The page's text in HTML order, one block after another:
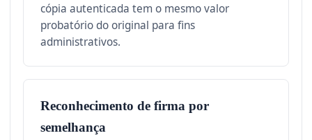
cópia autenticada tem o mesmo valor
probatório do original para fins
administrativos.
Reconhecimento de firma por
semelhança